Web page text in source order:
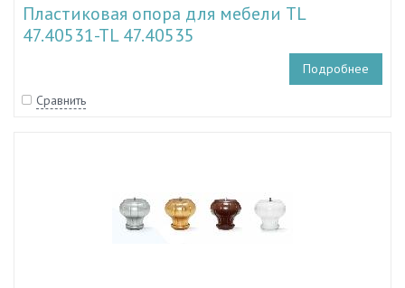
Пластиковая опора для мебели TL
47.40531-TL 47.40535
Подробнее
Сравнить